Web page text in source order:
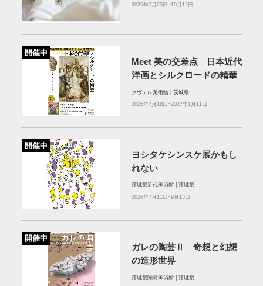
2026年7月25日~10月12日
開催中
Meet 美の交差点 日本近代
洋画とシルクロードの精華
クヴェレ美術館 | 茨城県
2026年7月18日~2027年1月11日
開催中
ヨシタケシンスケ展かもし
れない
茨城県近代美術館 | 茨城県
2026年7月11日~9月13日
開催中
ガレの陶芸Ⅱ 奇想と幻想
の造形世界
茨城県陶芸美術館 | 茨城県